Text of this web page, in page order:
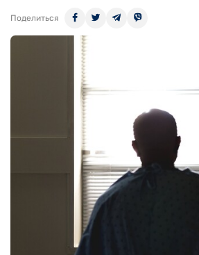
Поделиться